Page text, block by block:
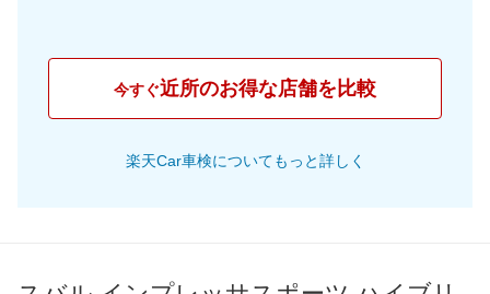
69,870
今すぐ近所のお得な店舗を比較
楽天Car車検についてもっと詳しく